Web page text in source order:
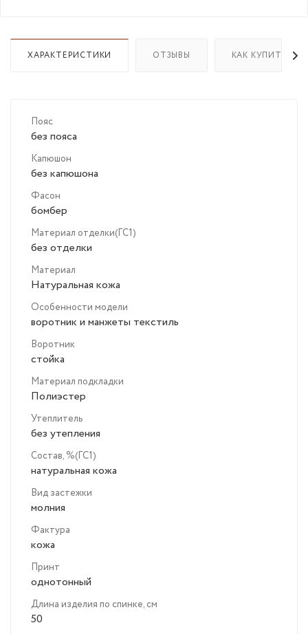
ХАРАКТЕРИСТИКИ ОТЗЫВЫ КАК КУПИТЬ
Пояс
без пояса
Капюшон
без капюшона
Фасон
бомбер
Материал отделки(ГС1)
без отделки
Материал
Натуральная кожа
Особенности модели
воротник и манжеты текстиль
Воротник
стойка
Материал подкладки
Полиэстер
Утеплитель
без утепления
Состав, %(ГС1)
натуральная кожа
Вид застежки
молния
Фактура
кожа
Принт
однотонный
Длина изделия по спинке, см
50